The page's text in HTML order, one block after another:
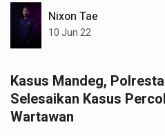
Nixon Tae
10 Jun 22
Kasus Mandeg,
Selesaikan Kasus
Wartawan